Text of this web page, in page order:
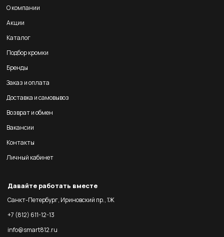
О компании
Акции
Каталог
Подбор кромки
Бренды
Заказ и оплата
Доставка и самовывоз
Возврат и обмен
Вакансии
Контакты
Личный кабинет
Давайте работать вместе
Санкт-Петербург, Ириновский пр., 1Ж
+7 (812) 611-12-13
info@smart812.ru